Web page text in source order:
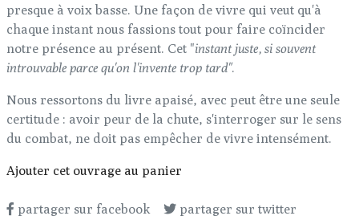
presque à voix basse. Une façon de vivre qui veut qu'à
chaque instant nous fassions tout pour faire coïncider
notre présence au présent. Cet "instant juste, si souvent
introuvable parce qu'on l'invente trop tard".
Nous ressortons du livre apaisé, avec peut être une seule
certitude : avoir peur de la chute, s'interroger sur le sens
du combat, ne doit pas empêcher de vivre intensément.
Ajouter cet ouvrage au panier
partager sur facebook partager sur twitter